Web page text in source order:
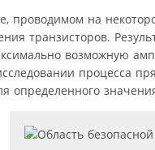
проводимом на
транзисторов.
возможную
процесса
определенного